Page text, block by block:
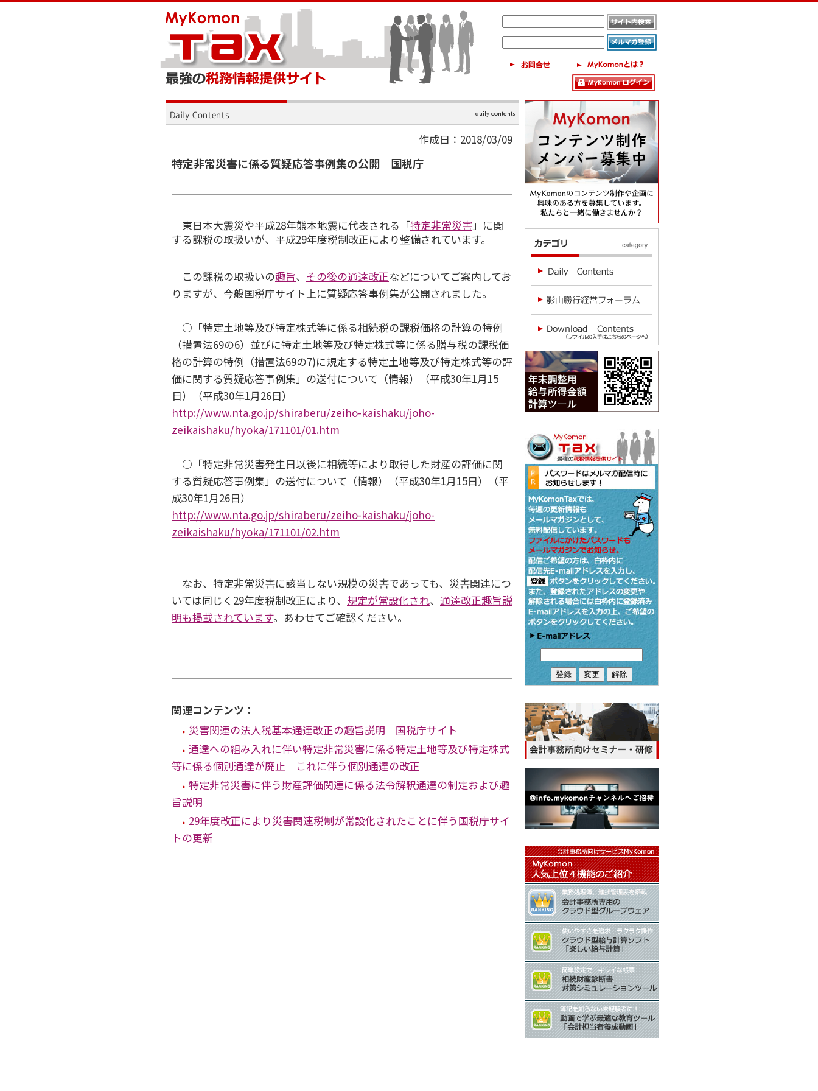
作成日：2018/03/09
特定非常災害に係る質疑応答事例集の公開 国税庁
東日本大震災や平成28年熊本地震に代表される「特定非常災害」に関
する課税の取扱いが、平成29年度税制改正により整備されています。
この課税の取扱いの趣旨、 その後の通達改正などについてご案内してお
りますが、今般国税庁サイト上に質疑応答事例集が公開されました。
○「特定土地等及び特定株式等に係る相続税の課税価格の計算の特例
（措置法69の6）並びに特定土地等及び特定株式等に係る贈与税の課税価
格の計算の特例（措置法69の7)に規定する特定土地等及び特定株式等の評
価に関する質疑応答事例集」の送付について（情報）（平成30年1月15
日）（平成30年1月26日）
http://www.nta.go.jp/shiraberu/zeiho-kaishaku/joho-
zeikaishaku/hyoka/171101/01.htm
○「特定非常災害発生日以後に相続等により取得した財産の評価に関
する質疑応答事例集」の送付について（情報）（平成30年1月15日）（平
成30年1月26日）
http://www.nta.go.jp/shiraberu/zeiho-kaishaku/joho-
zeikaishaku/hyoka/171101/02.htm
なお、特定非常災害に該当しない規模の災害であっても、災害関連につ
いては同じく29年度税制改正により、 規定が常設化され、 通達改正趣旨説
明も掲載されています。あわせてご確認ください。
関連コンテンツ：
災害関連の法人税基本通達改正の趣旨説明 国税庁サイト
通達への組み入れに伴い特定非常災害に係る特定土地等及び特定株式
等に係る個別通達が廃止 これに伴う個別通達の改正
特定非常災害に伴う財産評価関連に係る法令解釈通達の制定および趣
旨説明
29年度改正により災害関連税制が常設化されたことに伴う国税庁サイ
トの更新